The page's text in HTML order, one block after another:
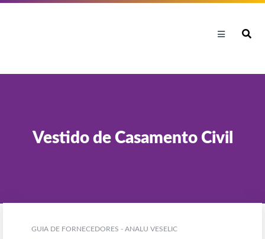
Vestido de Casamento Civil
GUIA DE FORNECEDORES - ANALU VESELIC